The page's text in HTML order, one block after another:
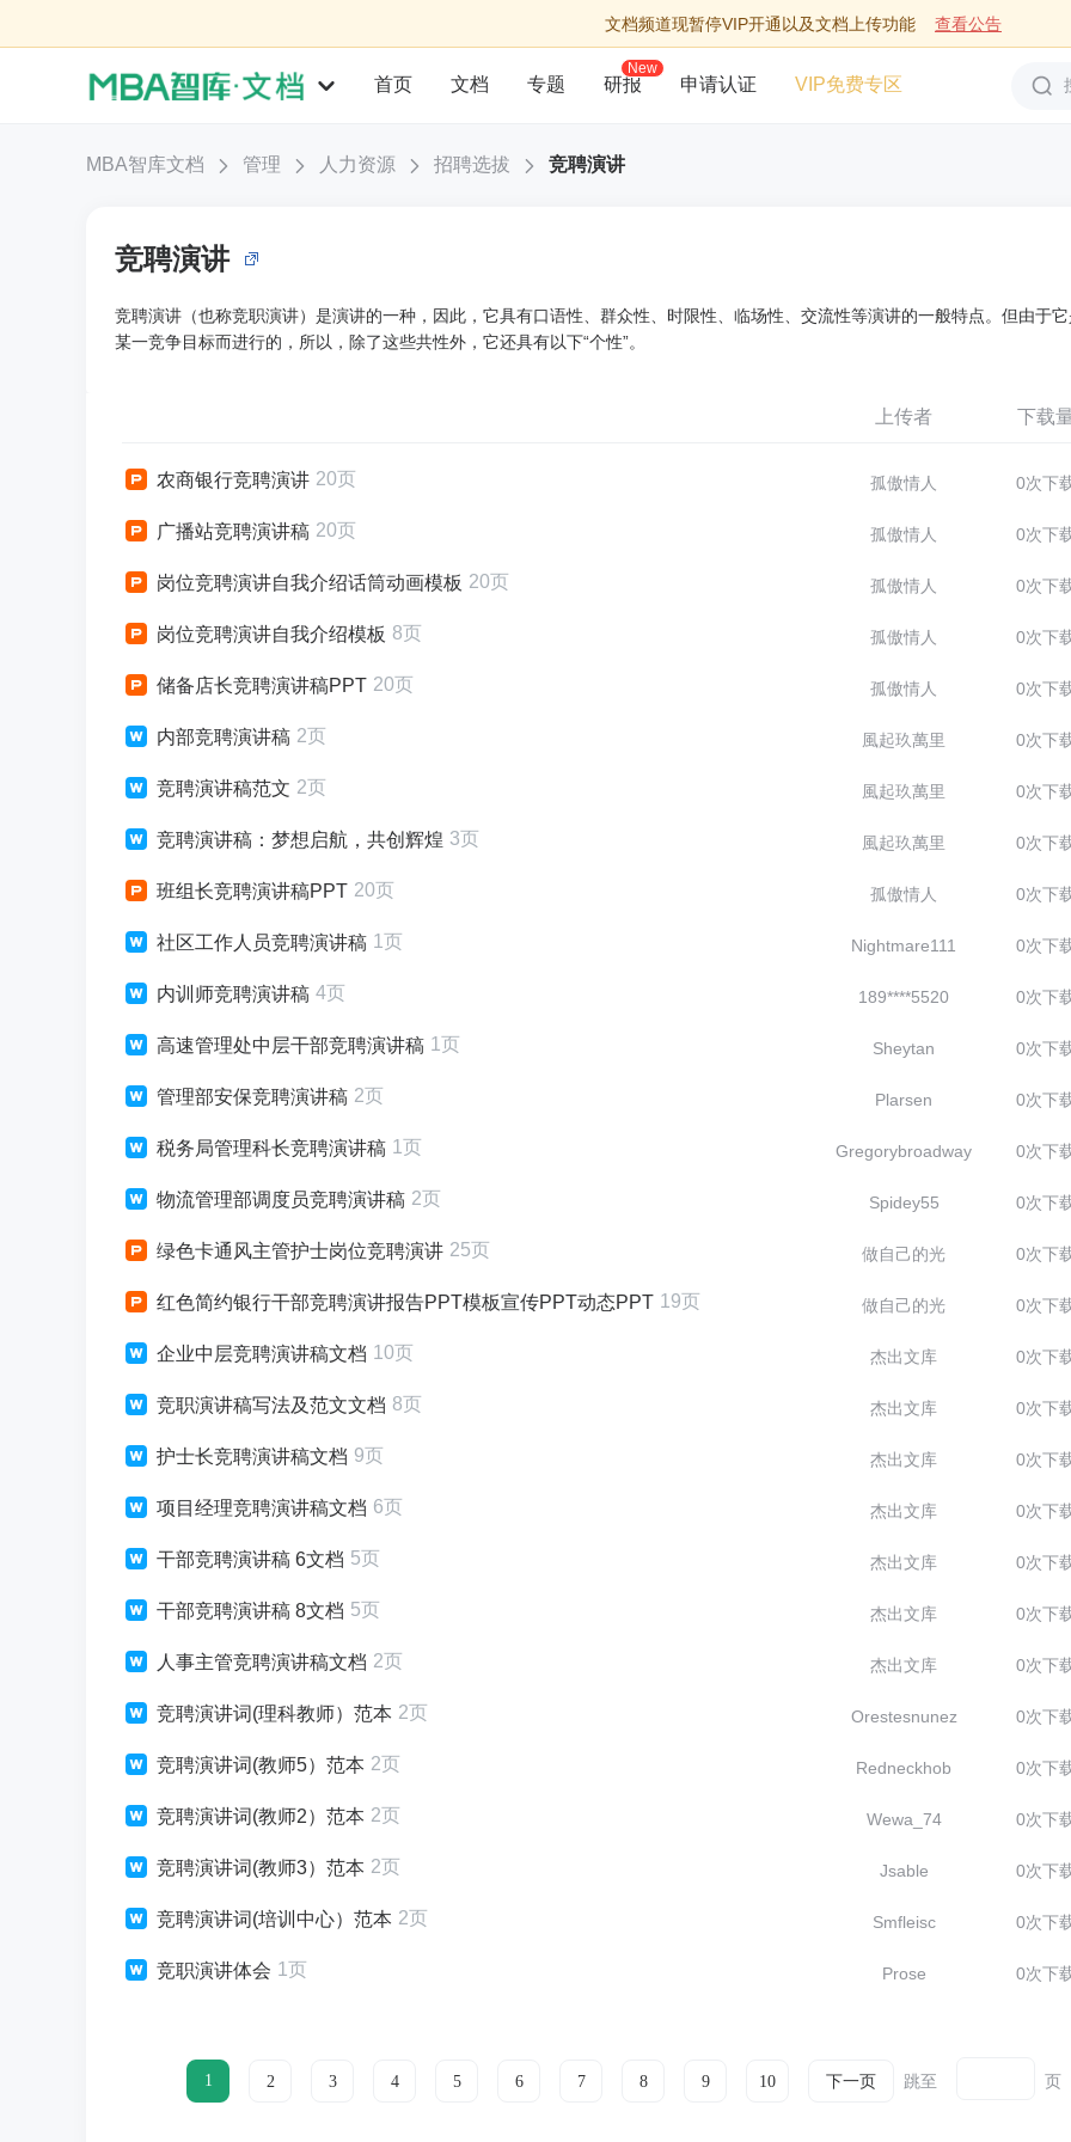
文档频道现暂停VIP开通以及文档上传功能 查看公告
首页 文档 专题 研报
New
申请认证 VIP免费专区
MBA智库文档 管理 人力资源 招聘选拔 竞聘演讲
竞聘演讲
竞聘演讲（也称竞职演讲）是演讲的一种，因此，它具有口语性、群众性、时限性、临场性、交流性等演讲的一般特点。但由于
某一竞争目标而进行的，所以，除了这些共性外，它还具有以下“个性”。
上传者 下载
农商银行竞聘演讲 20页 孤傲情人 0次下
广播站竞聘演讲稿 20页 孤傲情人 0次下
岗位竞聘演讲自我介绍话筒动画模板 20页 孤傲情人 0次下
岗位竞聘演讲自我介绍模板 8页 孤傲情人 0次下
储备店长竞聘演讲稿PPT 20页 孤傲情人 0次下
内部竞聘演讲稿 2页 風起玖萬里 0次下
竞聘演讲稿范文 2页 風起玖萬里 0次下
竞聘演讲稿：梦想启航，共创辉煌 3页 風起玖萬里 0次下
班组长竞聘演讲稿PPT 20页 孤傲情人 0次下
社区工作人员竞聘演讲稿 1页 Nightmare111 0次下
内训师竞聘演讲稿 4页 189****5520 0次下
高速管理处中层干部竞聘演讲稿 1页 Sheytan 0次下
管理部安保竞聘演讲稿 2页 Plarsen 0次下
税务局管理科长竞聘演讲稿 1页 Gregorybroadway 0次下
物流管理部调度员竞聘演讲稿 2页 Spidey55 0次下
绿色卡通风主管护士岗位竞聘演讲 25页 做自己的光 0次下
红色简约银行干部竞聘演讲报告PPT模板宣传PPT动态PPT 19页 做自己的光 0次下
企业中层竞聘演讲稿文档 10页 杰出文库 0次下
竞职演讲稿写法及范文文档 8页 杰出文库 0次下
护士长竞聘演讲稿文档 9页 杰出文库 0次下
项目经理竞聘演讲稿文档 6页 杰出文库 0次下
干部竞聘演讲稿 6文档 5页 杰出文库 0次下
干部竞聘演讲稿 8文档 5页 杰出文库 0次下
人事主管竞聘演讲稿文档 2页 杰出文库 0次下
竞聘演讲词(理科教师）范本 2页 Orestesnunez 0次下
竞聘演讲词(教师5）范本 2页 Redneckhob 0次下
竞聘演讲词(教师2）范本 2页 Wewa_74 0次下
竞聘演讲词(教师3）范本 2页 Jsable 0次下
竞聘演讲词(培训中心）范本 2页 Smfleisc 0次下
竞职演讲体会 1页 Prose 0次下
1 2 3 4 5 6 7 8 9 10 下一页 跳至 页